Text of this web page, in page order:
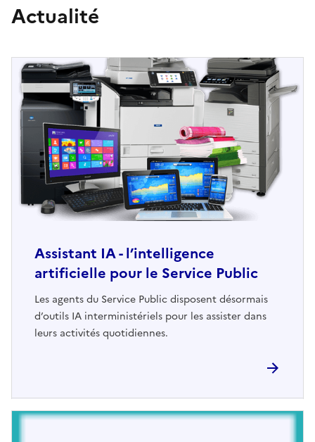
Actualité
Assistant IA - l’intelligence
artificielle pour le Service Public
Les agents du Service Public disposent désormais
d’outils IA interministériels pour les assister dans
leurs activités quotidiennes.